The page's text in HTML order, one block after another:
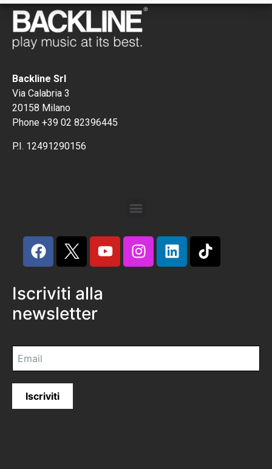
Backline Srl
Via Calabria 3
20158 Milano
Phone +39 02 82396445
P.I. 12491290156
Iscriviti alla
newsletter
Iscriviti